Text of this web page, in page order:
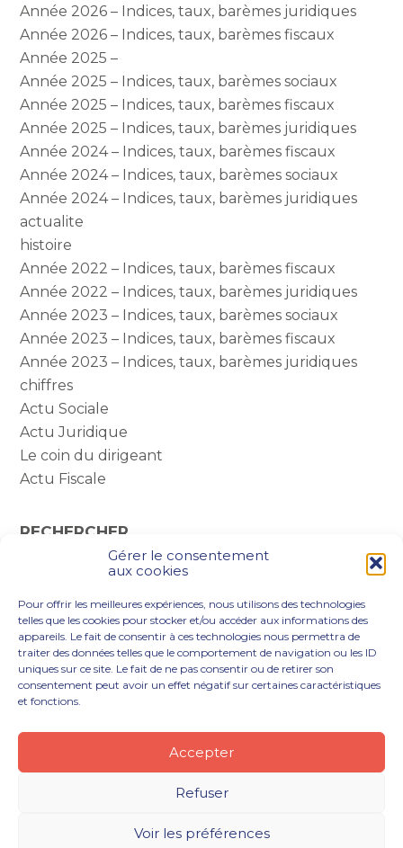
Gérer le consentement
aux cookies
Pour offrir les meilleures expériences, nous utilisons des technologies
telles que les cookies pour stocker et/ou accéder aux informations des
appareils. Le fait de consentir à ces technologies nous permettra de
traiter des données telles que le comportement de navigation ou les ID
uniques sur ce site. Le fait de ne pas consentir ou de retirer son
consentement peut avoir un effet négatif sur certaines caractéristiques
et fonctions.
Accepter
Refuser
Voir les préférences
Année 2026 – Indices, taux, barèmes juridiques
Année 2026 – Indices, taux, barèmes fiscaux
Année 2025 –
Année 2025 – Indices, taux, barèmes sociaux
Année 2025 – Indices, taux, barèmes fiscaux
Année 2025 – Indices, taux, barèmes juridiques
Année 2024 – Indices, taux, barèmes fiscaux
Année 2024 – Indices, taux, barèmes sociaux
Année 2024 – Indices, taux, barèmes juridiques
actualite
histoire
Année 2022 – Indices, taux, barèmes fiscaux
Année 2022 – Indices, taux, barèmes juridiques
Année 2023 – Indices, taux, barèmes sociaux
Année 2023 – Indices, taux, barèmes fiscaux
Année 2023 – Indices, taux, barèmes juridiques
chiffres
Actu Sociale
Actu Juridique
Le coin du dirigeant
Actu Fiscale
RECHERCHER
Rechercher :
Principale
NOS OUTILS DIGITAUX
NOTRE CABINET
NOUS REJOINDRE
ACTUALITÉS CONTACT
MENTIONS LÉGALES